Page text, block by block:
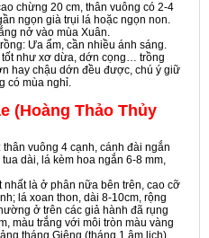
chừng 20 cm, thân vuông có 2-4
ngọn già trụi lá hoặc ngọn non.
nở vào mùa Xuân.
Ưa ẩm, cần nhiều ánh sáng.
tốt như xơ dừa, dớn cọng… trồng
hay chậu dớn đều được, chú ý giữ
có mùa nghỉ.
(Hoàng Thảo Thủy
: thân vuông 4 cạnh, cánh đài ngắn
dài, lá kèm hoa ngắn 6-8 mm,
nhất là ở phân nữa bên trên, cao cỡ
lá xoan thon, dài 8-10cm, rộng
ở trên các giả hành đã rụng
màu trắng với môi tròn màu vàng